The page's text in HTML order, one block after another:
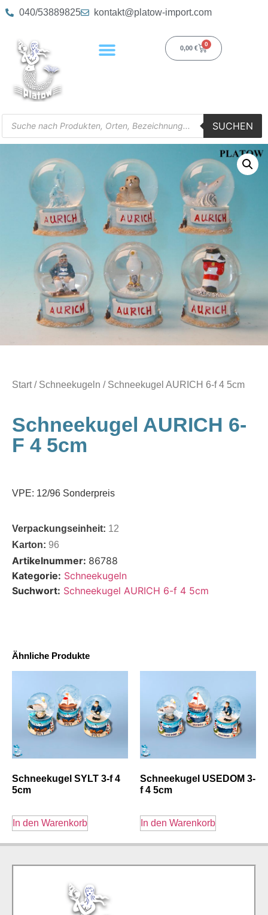
040/53889825 kontakt@platow-import.com
0,00 €
0
SUCHEN
Start/ Schneekugeln / Schneekugel AURICH 6-f 4 5cm
Schneekugel AURICH 6-
F 4 5cm
VPE: 12/96 Sonderpreis
Verpackungseinheit: 12
Karton: 96
Artikelnummer: 86788
Kategorie: Schneekugeln
Suchwort: Schneekugel AURICH 6-f 4 5cm
Ähnliche Produkte
Schneekugel SYLT 3-f 4
5cm
In den Warenkorb
Schneekugel USEDOM 3-
f 4 5cm
In den Warenkorb